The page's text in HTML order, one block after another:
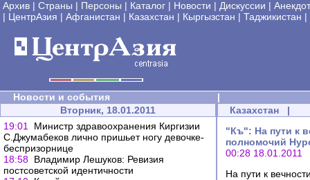
Архив | Страны | Персоны | Каталог | Новости | Дискуссии |
| ЦентрАзия | Афганистан | Казахстан | Кыргызстан | Таджикистан |
Новости и события
|
Вторник, 18.01.2011
19:01
Министр здравоохранения Киргизии
С.Джумабеков лично пришьет ногу девочке-
беспризорнице
18:58 Владимир Лешуков: Ревизия
постсоветской идентичности
Казахстан |
"Къ": На пути к
полномочий
00:28 18.01.2011
На пути к